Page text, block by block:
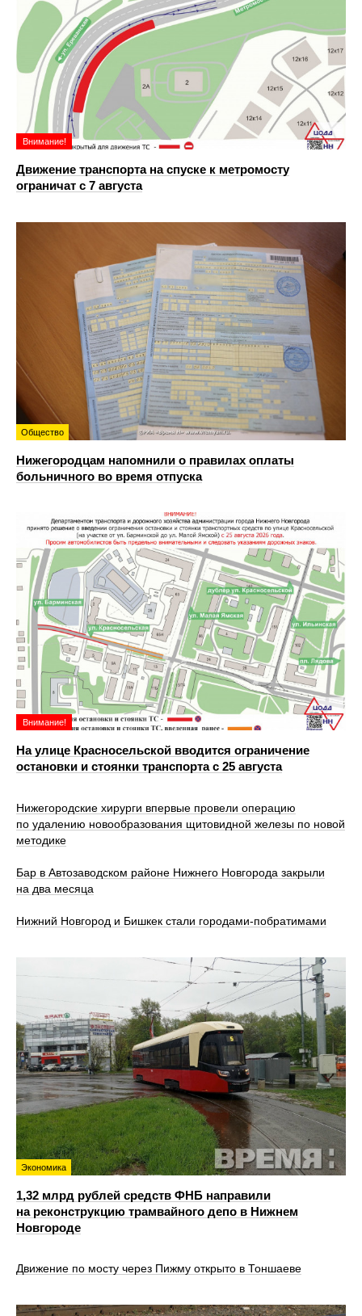
Внимание!
Движение транспорта на спуске к метромосту
ограничат с 7 августа
Общество
Нижегородцам напомнили о правилах оплаты
больничного во время отпуска
Внимание!
На улице Красносельской вводится ограничение
остановки и стоянки транспорта с 25 августа
Нижегородские хирурги впервые провели операцию
по удалению новообразования щитовидной железы по новой
методике
Бар в Автозаводском районе Нижнего Новгорода закрыли
на два месяца
Нижний Новгород и Бишкек стали городами-побратимами
Экономика
1,32 млрд рублей средств ФНБ направили
на реконструкцию трамвайного депо в Нижнем
Новгороде
Движение по мосту через Пижму открыто в Тоншаеве